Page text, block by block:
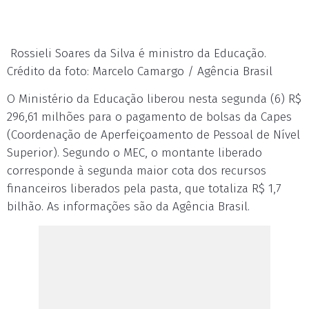
Rossieli Soares da Silva é ministro da Educação.
Crédito da foto: Marcelo Camargo / Agência Brasil
O Ministério da Educação liberou nesta segunda (6) R$
296,61 milhões para o pagamento de bolsas da Capes
(Coordenação de Aperfeiçoamento de Pessoal de Nível
Superior). Segundo o MEC, o montante liberado
corresponde à segunda maior cota dos recursos
financeiros liberados pela pasta, que totaliza R$ 1,7
bilhão. As informações são da Agência Brasil.